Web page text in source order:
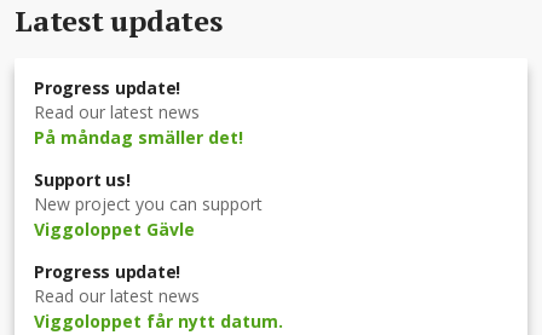
Latest updates
Progress update!
Read our latest news
På måndag smäller det!
Support us!
New project you can support
Viggoloppet Gävle
Progress update!
Read our latest news
Viggoloppet får nytt datum.